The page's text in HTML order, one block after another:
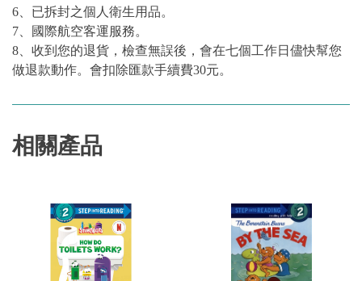
6、已拆封之個人衛生用品。
7、國際航空客運服務。
8、收到您的退貨，檢查無誤後，會在七個工作日儘快幫您
做退款動作。會扣除匯款手續費30元。
相關產品